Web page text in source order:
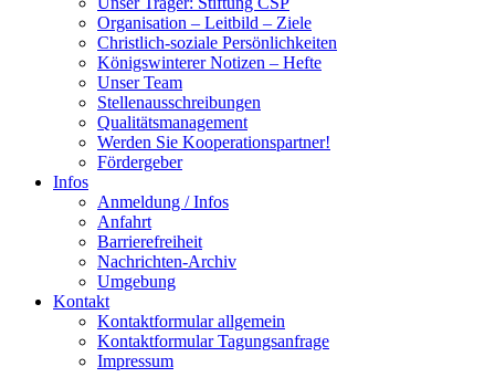
Organisation – Leitbild – Ziele
Christlich-soziale Persönlichkeiten
Königswinterer Notizen – Hefte
Unser Team
Stellenausschreibungen
Qualitätsmanagement
Werden Sie Kooperationspartner!
Fördergeber
Infos
Anmeldung / Infos
Anfahrt
Barrierefreiheit
Nachrichten-Archiv
Umgebung
Kontakt
Kontaktformular allgemein
Kontaktformular Tagungsanfrage
Impressum